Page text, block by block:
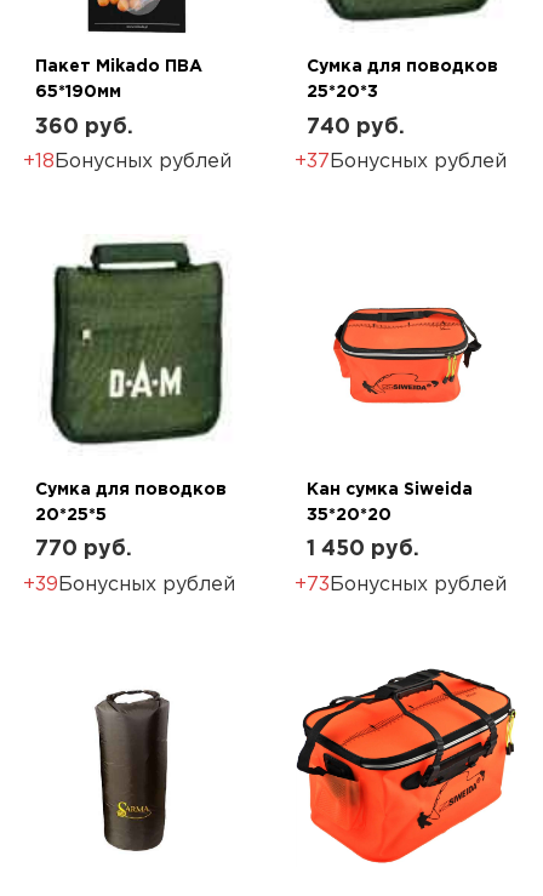
Пакет Mikado ПВА
65*190мм
360 руб.
+18 Бонусных рублей
Сумка для поводков
25*20*3
740 руб.
+37 Бонусных рублей
Сумка для поводков
20*25*5
770 руб.
+39 Бонусных рублей
Кан сумка Siweida
35*20*20
1 450 руб.
+73 Бонусных рублей